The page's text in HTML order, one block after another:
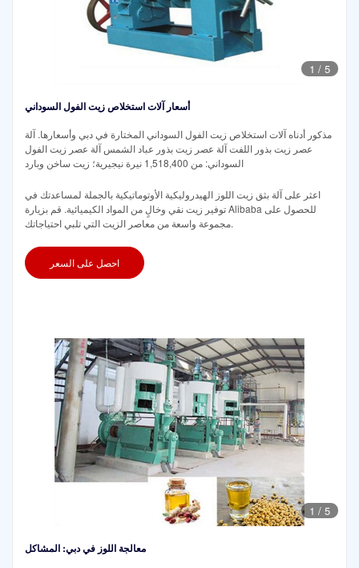
1 / 5
أسعار آلات استخلاص زيت الفول السوداني
مذكور أدناه آلات استخلاص زيت الفول السوداني المختارة في دبي وأسعارها. آلة
عصر زيت بذور اللفت آلة عصر زيت بذور عباد الشمس آلة عصر زيت الفول
السوداني: من 1,518,400 نيرة نيجيرية؛ زيت ساخن وبارد
اعثر على آلة بثق زيت اللوز الهيدروليكية الأوتوماتيكية بالجملة لمساعدتك في
توفير زيت نقي وخالٍ من المواد الكيميائية. قم بزيارة Alibaba للحصول على
مجموعة واسعة من معاصر الزيت التي تلبي احتياجاتك.
احصل على السعر
1 / 5
معالجة اللوز في دبي: المشاكل